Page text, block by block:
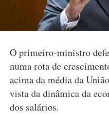
O primeiro-ministro
numa rota de
acima da média da
vista da dinâmica da
dos salários.